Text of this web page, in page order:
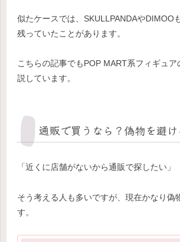
似たケースでは、SKULLPANDAやDIMOO
残っていたことがあります。
こちらの記事でもPOP MART系フィギュ
説しています。
通販で買うなら？偽物を避け
「近くに店舗がないから通販で探したい」
そう考える人も多いですが、現在かなり偽
す。